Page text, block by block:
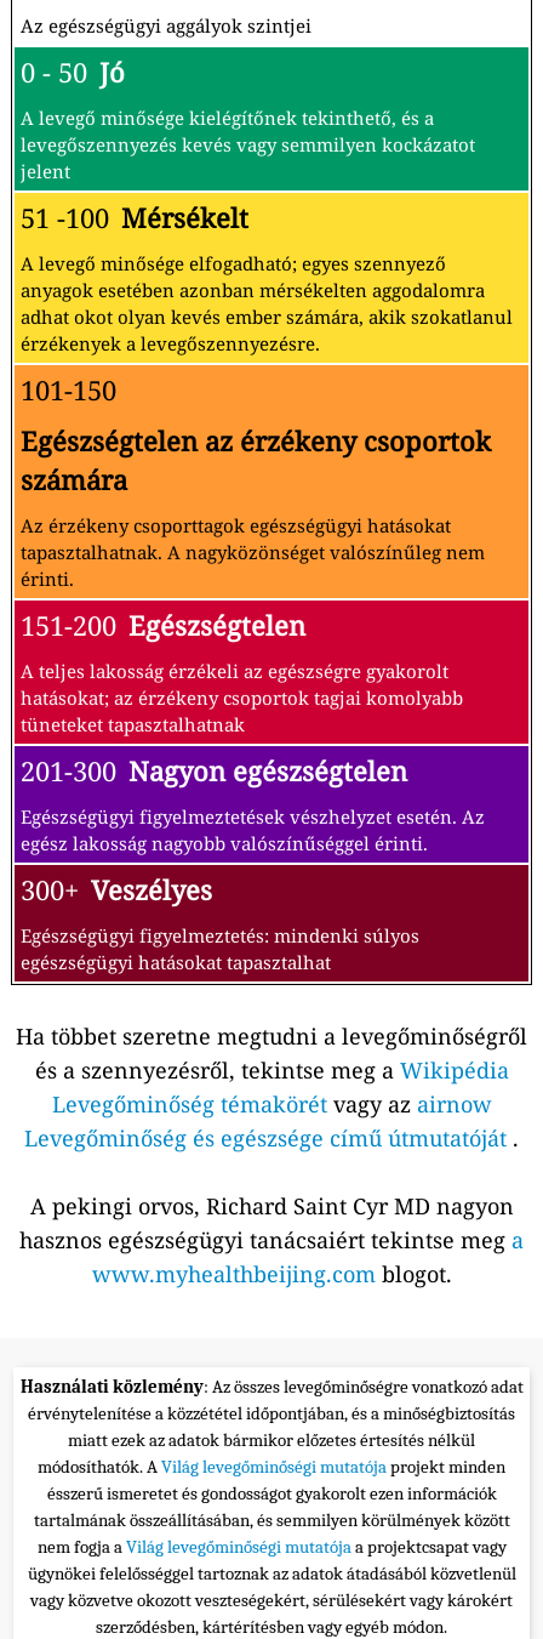
Az egészségügyi aggályok szintjei
0 - 50 Jó
A levegő minősége kielégítőnek tekinthető, és a
levegőszennyezés kevés vagy semmilyen kockázatot
jelent
51 -100 Mérsékelt
A levegő minősége elfogadható; egyes szennyező
anyagok esetében azonban mérsékelten aggodalomra
adhat okot olyan kevés ember számára, akik szokatlanul
érzékenyek a levegőszennyezésre.
101-150
Egészségtelen az érzékeny csoportok
számára
Az érzékeny csoporttagok egészségügyi hatásokat
tapasztalhatnak. A nagyközönséget valószínűleg nem
érinti.
151-200 Egészségtelen
A teljes lakosság érzékeli az egészségre gyakorolt
hatásokat; az érzékeny csoportok tagjai komolyabb
tüneteket tapasztalhatnak
201-300 Nagyon egészségtelen
Egészségügyi figyelmeztetések vészhelyzet esetén. Az
egész lakosság nagyobb valószínűséggel érinti.
300+ Veszélyes
Egészségügyi figyelmeztetés: mindenki súlyos
egészségügyi hatásokat tapasztalhat
Ha többet szeretne megtudni a levegőminőségről
és a szennyezésről, tekintse meg a Wikipédia
Levegőminőség témakörétvagy az airnow
Levegőminőség és egészsége című útmutatóját .
A pekingi orvos, Richard Saint Cyr MD nagyon
hasznos egészségügyi tanácsaiért tekintse meg a
www.myhealthbeijing.comblogot.
Használati közlemény: Az összes levegőminőségre vonatkozó adat
érvénytelenítése a közzététel időpontjában, és a minőségbiztosítás
miatt ezek az adatok bármikor előzetes értesítés nélkül
módosíthatók. AVilág levegőminőségi mutatójaprojekt minden
ésszerű ismeretet és gondosságot gyakorolt ezen információk
tartalmának összeállításában, és semmilyen körülmények között
nem fogja aVilág levegőminőségi mutatójaa projektcsapat vagy
ügynökei felelősséggel tartoznak az adatok átadásából közvetlenül
vagy közvetve okozott veszteségekért, sérülésekért vagy károkért
szerződésben, kártérítésben vagy egyéb módon.